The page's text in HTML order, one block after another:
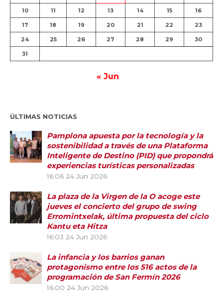
10 11 12 13 14 15 16
17 18 19 20 21 22 23
24 25 26 27 28 29 30
31
« Jun
ÚLTIMAS NOTICIAS
Pamplona apuesta por la tecnología y la
sostenibilidad a través de una Plataforma
Inteligente de Destino (PID) que propondrá
experiencias turísticas personalizadas
16:06 24 Jun 2026
La plaza de la Virgen de la O acoge este
jueves el concierto del grupo de swing
Erromintxelak, última propuesta del ciclo
Kantu eta Hitza
16:03 24 Jun 2026
La infancia y los barrios ganan
protagonismo entre los 516 actos de la
programación de San Fermín 2026
16:00 24 Jun 2026